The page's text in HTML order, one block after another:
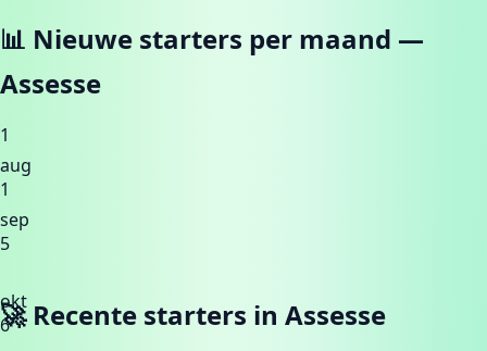
📊 Nieuwe starters per maand —
Assesse
1
aug
1
sep
5
okt
6
🚀 Recente starters in Assesse